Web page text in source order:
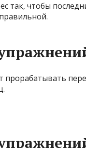
так, чтобы
прорабатывать